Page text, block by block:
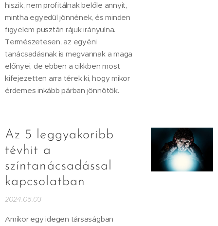
hiszik, nem profitálnak belőle annyit,
mintha egyedül jönnének, és minden
figyelem pusztán rájuk irányulna.
Természetesen, az egyéni
tanácsadásnak is megvannak a maga
előnyei, de ebben a cikkben most
kifejezetten arra térek ki, hogy mikor
érdemes inkább párban jönnötök.
Az 5 leggyakoribb
tévhit a
színtanácsadással
kapcsolatban
2024.06.03
Amikor egy idegen társaságban